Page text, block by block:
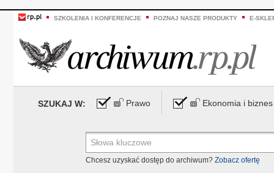
SZKOLENIA I KONFERENCJE POZNAJ NASZE PRODUKTY E-
SZUKAJ W: Prawo Ekonomia i biznes
Chcesz uzyskać dostęp do archiwum? Zobacz ofertę